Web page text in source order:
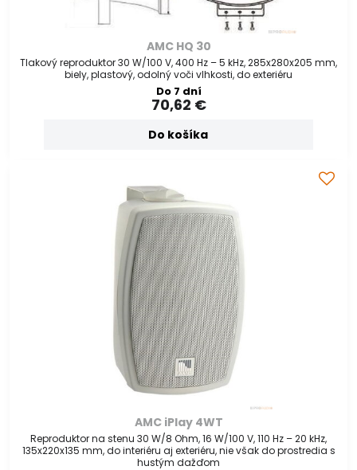
AMC HQ 30
Tlakový reproduktor 30 W/100 V, 400 Hz – 5 kHz, 285x280x205 mm,
biely, plastový, odolný voči vlhkosti, do exteriéru
Do 7 dní
70,62 €
Do košíka
AMC iPlay 4WT
Reproduktor na stenu 30 W/8 Ohm, 16 W/100 V, 110 Hz – 20 kHz,
135x220x135 mm, do interiéru aj exteriéru, nie však do prostredia s
hustým dažďom